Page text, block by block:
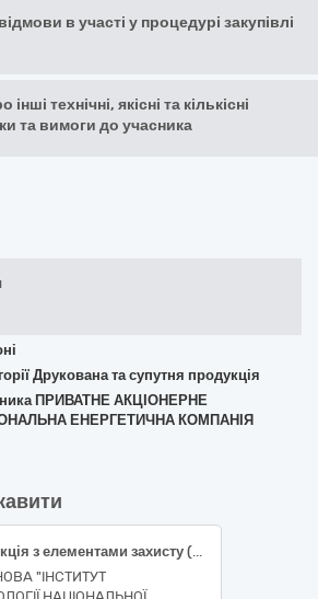
в участі у процедурі закупівлі
технічні, якісні та кількісні
та вимоги до учасника
Друкована та супутня продукція
ПРИВАТНЕ АКЦІОНЕРНЕ
ЕНЕРГЕТИЧНА КОМПАНІЯ
Друкована продукція з елементами захисту (Квитки для відвідування парку )
"ІНСТИТУТ